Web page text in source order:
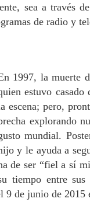
sea a través
de radio y
1997, la muerte
estuvo casado
escena; pero,
explorando
mundial.
y le ayuda a
de ser “fiel a sí
tiempo entre
9 de junio de